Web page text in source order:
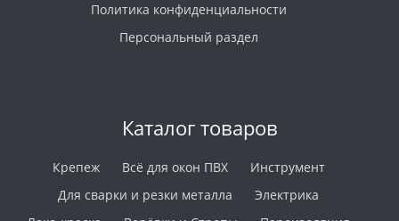
Политика конфиденциальности
Персональный раздел
Каталог товаров
Крепеж Всё для окон ПВХ
Инструмент
Для сварки и резки металла
Электрика